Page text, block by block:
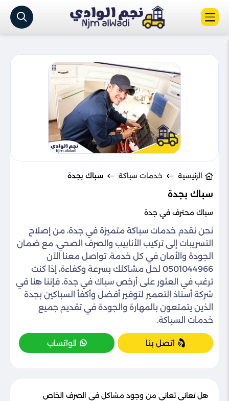
الرئيسية خدمات سباكة سباك بجدة
سباك بجدة
سباك محترف في جدة
نحن نقدم خدمات سباكة متميزة في جدة، من إصلاح
التسريبات إلى تركيب الأنابيب والصرف الصحي، مع ضمان
الجودة والأمان في كل خدمة. تواصل معنا الآن
0501044966 لحل مشاكلك بسرعة وكفاءة، إذا كنت
ترغب في العثور على أرخص سباك في جدة، فإننا هنا في
شركة أستاذ التعمير لتوفير أفضل وأكفأ السباكين بجدة
الذين يتمتعون بالمهارة والجودة في تقديم جميع
خدمات السباكة.
اتصل بنا الواتساب
هل تعاني تعاني من وجود مشاكل في الصرف الخاص